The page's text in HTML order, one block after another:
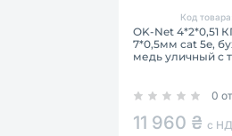
Код товара:
OK-Net 4*2*0,51
7*0,5мм cat 5e,
медь уличный с
0
11 960 ₴ с